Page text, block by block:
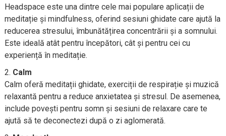
Headspace este una dintre cele mai populare aplicații de
meditație și mindfulness, oferind sesiuni ghidate care ajută la
reducerea stresului, îmbunătățirea concentrării și a somnului.
Este ideală atât pentru începători, cât și pentru cei cu
experiență în meditație.
Calm
Calm oferă meditații ghidate, exerciții de respirație și muzică
relaxantă pentru a reduce anxietatea și stresul. De asemenea,
include povești pentru somn și sesiuni de relaxare care te
ajută să te deconectezi după o zi aglomerată.